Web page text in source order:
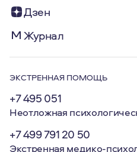
Дзен
Журнал
ЭКСТРЕННАЯ ПОМОЩЬ
+7 495 051
Неотложная
+7 499 791 20 50
Экстренная медико-